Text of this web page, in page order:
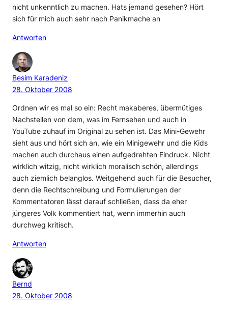
nicht unkenntlich zu machen. Hats jemand gesehen? Hört
sich für mich auch sehr nach Panikmache an
Antworten
Besim Karadeniz
28. Oktober 2008
Ordnen wir es mal so ein: Recht makaberes, übermütiges
Nachstellen von dem, was im Fernsehen und auch in
YouTube zuhauf im Original zu sehen ist. Das Mini-Gewehr
sieht aus und hört sich an, wie ein Minigewehr und die Kids
machen auch durchaus einen aufgedrehten Eindruck. Nicht
wirklich witzig, nicht wirklich moralisch schön, allerdings
auch ziemlich belanglos. Weitgehend auch für die Besucher,
denn die Rechtschreibung und Formulierungen der
Kommentatoren lässt darauf schließen, dass da eher
jüngeres Volk kommentiert hat, wenn immerhin auch
durchweg kritisch.
Antworten
Bernd
28. Oktober 2008